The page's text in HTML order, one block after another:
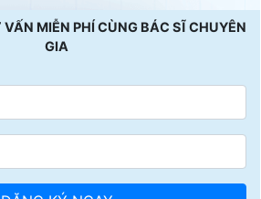
MIỄN PHÍ CÙNG BÁC SĨ CHUYÊN
GIA